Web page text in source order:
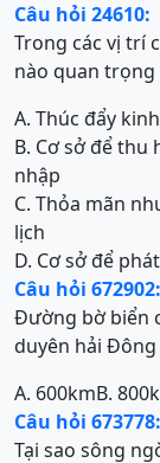
Câu hỏi 24610:
Trong các vị trí
nào quan trọng
A. Thúc đẩy
B. Cơ sở để thu
nhập
C. Thỏa mãn
lịch
D. Cơ sở để
Câu hỏi 672902:
Đường bờ biển
duyên hải Đông
A. 600kmB.
Câu hỏi 673778:
Tại sao sông